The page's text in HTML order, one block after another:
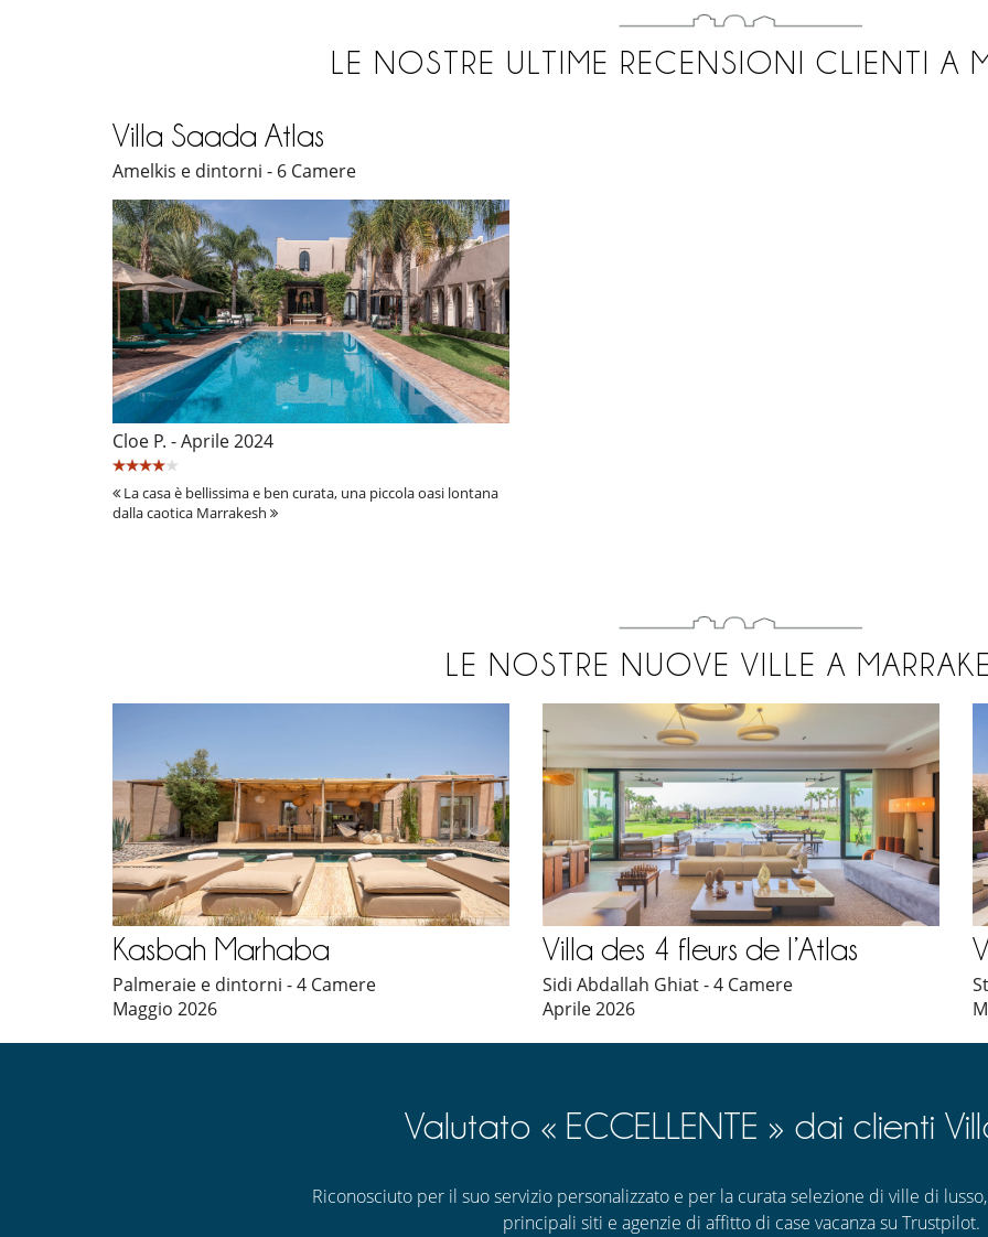
LE NOSTRE ULTIME RECENSIONI CLIENTI A
Villa Saada Atlas
Amelkis e dintorni - 6 Camere
Cloe P. - Aprile 2024
La casa è bellissima e ben curata, una piccola oasi lontana
dalla caotica Marrakesh
LE NOSTRE NUOVE VILLE A
Kasbah Marhaba
Palmeraie e dintorni - 4 Camere
Maggio 2026
Villa des 4 fleurs de l’Atlas
Sidi Abdallah Ghiat - 4 Camere
Aprile 2026
Valutato « ECCELLENTE » dai clienti
Riconosciuto per il suo servizio personalizzato e per la curata selezione di ville di
principali siti e agenzie di affitto di case vacanza su Trustpilot.